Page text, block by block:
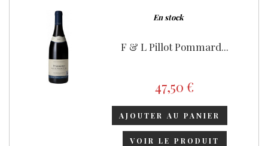
En stock
F & L Pillot Pommard...
47,50 €
AJOUTER AU PANIER
VOIR LE PRODUIT